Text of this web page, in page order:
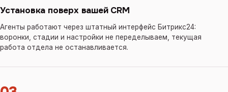
Установка поверх вашей CRM
Агенты работают через штатный интерфейс Битрикс24:
воронки, стадии и настройки не переделываем, текущая
работа отдела не останавливается.